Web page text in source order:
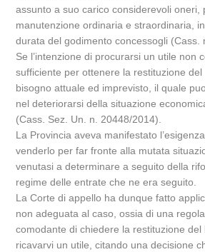
assunto a suo carico considerevoli oneri,
manutenzione ordinaria e straordinaria,
durata del godimento concessogli (Cass.
Se l’intenzione di procurarsi un utile non
sufficiente per ottenere la restituzione del
bisogno attuale ed imprevisto, il quale
nel deteriorarsi della situazione
(Cass. Sez. Un. n. 20448/2014).
La Provincia aveva manifestato
venderlo per far fronte alla mutata
venutasi a determinare a seguito della
regime delle entrate che ne era seguito.
La Corte di appello ha dunque fatto
non adeguata al caso, ossia di una
comodante di chiedere la restituzione del
ricavarvi un utile, citando una decisione